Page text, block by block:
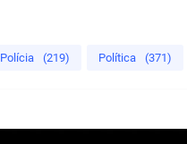
Polícia (219) Política (371)